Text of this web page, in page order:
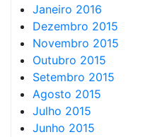
Janeiro 2016
Dezembro 2015
Novembro 2015
Outubro 2015
Setembro 2015
Agosto 2015
Julho 2015
Junho 2015